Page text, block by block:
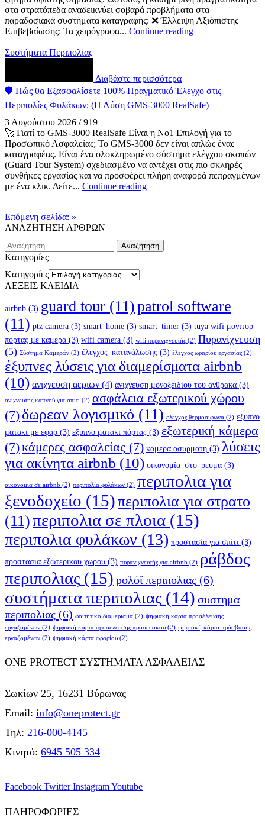
στα στρατόπεδα αναδεικνύει σοβαρά προβλήματα στα
παραδοσιακά συστήματα καταγραφής: ❌ Έλλειψη Αξιόπιστης
Επιβεβαίωσης: Τα χειρόγραφα... Continue reading
Συστήματα Περιπολίας
Διαβάστε περισσότερα
🛡️ Πώς θα Εξασφαλίσετε 100% Πραγματικό Έλεγχο στις
Περιπολίες Φυλάκων; (Η Λύση GMS-3000 RealSafe)
3 Αυγούστου 2026 / 919
🚀 Γιατί το GMS-3000 RealSafe Είναι η Νο1 Επιλογή για το
Προσωπικό Ασφαλείας; Το GMS-3000 δεν είναι απλώς ένας
καταγραφέας. Είναι ένα ολοκληρωμένο σύστημα ελέγχου σκοπών
(Guard Tour System) σχεδιασμένο να αντέχει στις πιο σκληρές
συνθήκες εργασίας και να προσφέρει πλήρη αναφορά πεπραγμένων
με ένα κλικ. Δείτε... Continue reading
Επόμενη σελίδα: »
ΑΝΑΖΗΤΗΣΗ ΑΡΘΡΩΝ
Αναζήτηση
Kατηγορίες
Kατηγορίες
ΛΕΞΕΙΣ ΚΛΕΙΔΙΑ
airbnb (3) guard tour (11)patrol software
(11) ptz camera (3) smart_home (3) smart_timer (3) tuya wifi μονιτορ
πορτας με καμερα (3) wifi camera (3) wifi πυρανιχνευτής (2) Πυρανίχνευση
(5) Σύστημα Καμερών (2) έλεγχος_κατανάλωσης (3) έλεγχος ωραρίου εργασίας (2)
έξυπνες λύσεις για διαμερίσματα airbnb
(10) ανιχνευση αεριων (4) ανιχνευση μονοξειδιου του ανθρακα (3)
ανιχνευτης καπνού για σπίτι (2) ασφάλεια εξωτερικού χώρου
(7) δωρεαν λογισμικό (11) ελεγχος θερμοσίφωνα (2) εξυπνο
ματακι με εφαρ (3) εξυπνο ματακι πόρτας (3) εξωτερική κάμερα
(7)κάμερες ασφαλείας (7) καμερα ασυρματη (3) λύσεις
για ακίνητα airbnb (10) οικονομία_στο_ρευμα (3)
οικονομια σε airbnb (2) περιπολία φυλάκων (2) περιπολια για
ξενοδοχείο (15)περιπολια για στρατο
(11)περιπολια σε πλοια (15)
περιπολια φυλάκων (13) προστασία για σπίτι (3)
προστασια εξωτερικου χωρου (3) πυρανιχνευτής για airbnb (2) ράβδος
περιπολιας (15) ρολόϊ περιπολιας (6)
συστήματα περιπολιας (14) συστημα
περιπολιας (6) φοιτητικο διαμερισμα (2) ψηφιακή κάρτα προσέλευσης
εργαζομένων (2) ψηφιακή κάρτα προσέλευσης προσωπικού (2) ψηφιακή κάρτα πρόσβασης
εργαζομένων (2) ψηφιακή κάρτα ωραρίου (2)
ONE PROTECT ΣΥΣΤΗΜΑΤΑ ΑΣΦΑΛΕΙΑΣ
Σωκίων 25, 16231 Βύρωνας
Email: info@oneprotect.gr
Τηλ: 216-000-4145
Κινητό: 6945 505 334
Facebook Twitter InstagramYoutube
ΠΛΗΡΟΦΟΡΙΕΣ